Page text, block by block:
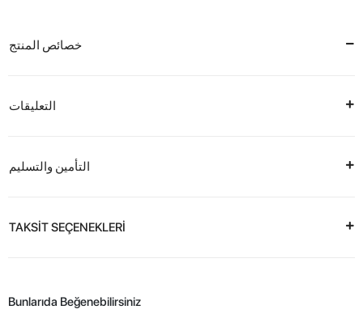
خصائص المنتج
التعليقات
التأمين والتسليم
TAKSİT SEÇENEKLERİ
Bunlarıda Beğenebilirsiniz